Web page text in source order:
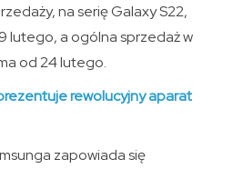
na serię Galaxy S22,
lutego, a ogólna sprzedaż w
od 24 lutego.
rewolucyjny aparat
zapowiada się